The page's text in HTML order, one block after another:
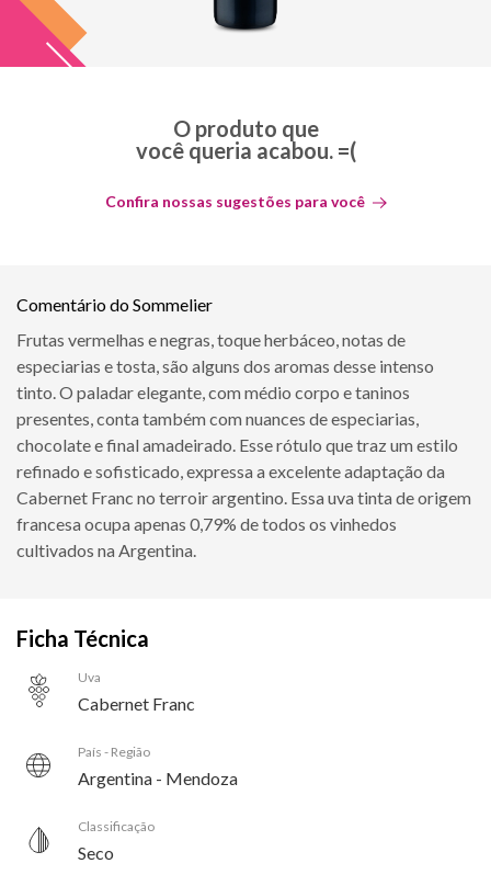
O produto que
você queria acabou. =(
Confira nossas sugestões para você
Comentário do Sommelier
Frutas vermelhas e negras, toque herbáceo, notas de
especiarias e tosta, são alguns dos aromas desse intenso
tinto. O paladar elegante, com médio corpo e taninos
presentes, conta também com nuances de especiarias,
chocolate e final amadeirado. Esse rótulo que traz um estilo
refinado e sofisticado, expressa a excelente adaptação da
Cabernet Franc no terroir argentino. Essa uva tinta de origem
francesa ocupa apenas 0,79% de todos os vinhedos
cultivados na Argentina.
Ficha Técnica
Uva
Cabernet Franc
País - Região
Argentina - Mendoza
Classificação
Seco